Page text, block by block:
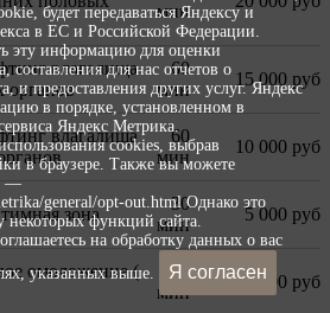
мин
влагалища
60
мин
15 000 руб
влагалища
60
мин
10 000 руб
зона
30
мин
5 000 руб
омоложение (
30
мин
25 000 руб
будет передаваться Яндексу и
в ЕС и Российской Федерации.
эту информацию для оценки
составления для нас отчетов о
и предоставления других услуг. Яндекс
в порядке, установленном в
Яндекс Метрика.
cookies, выбрав
в браузере. Также вы можете
—
general/opt-out.html Однако это
некоторых функций сайта.
на обработку данных о вас
указанных выше.
Я согласен